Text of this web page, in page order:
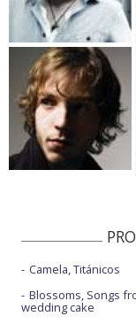
Camela, Titánicos
Blossoms, Songs
wedding cake